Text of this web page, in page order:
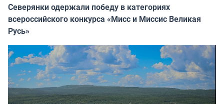
Северянки одержали победу в категориях
всероссийского конкурса «Мисс и Миссис Великая
Русь»